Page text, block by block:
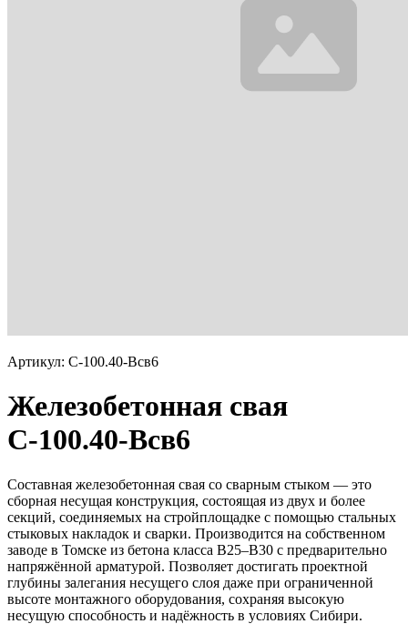
Артикул: С-100.40-Всв6
Железобетонная свая
С-100.40-Всв6
Составная железобетонная свая со сварным стыком — это
сборная несущая конструкция, состоящая из двух и более
секций, соединяемых на стройплощадке с помощью стальных
стыковых накладок и сварки. Производится на собственном
заводе в Томске из бетона класса B25–B30 с предварительно
напряжённой арматурой. Позволяет достигать проектной
глубины залегания несущего слоя даже при ограниченной
высоте монтажного оборудования, сохраняя высокую
несущую способность и надёжность в условиях Сибири.